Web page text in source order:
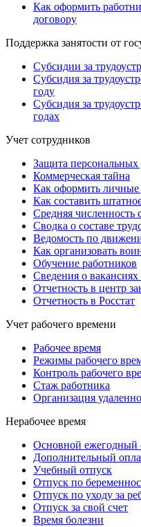
Как оформить
договору
Поддержка занятости от
Субсидии за
Субсидия за
году
Субсидия за
годах
Учет сотрудников
Защита
Коммерческая тайна
Как оформить личные
Как составить
Средняя численность
Сводка о составе
Ведомость по
Как организовать
Обучение работников
Сведения о вакансиях
Отчетность в центр
Отчетность в Росстат
Учет рабочего времени
Рабочее время
Режимы рабочего
Контроль рабочего
Стаж работника
Организация
Нерабочее время
Основной ежегодный
Дополнительный
Учебный отпуск
Отпуск по
Отпуск по уходу за
Отпуск за свой счет
Время болезни